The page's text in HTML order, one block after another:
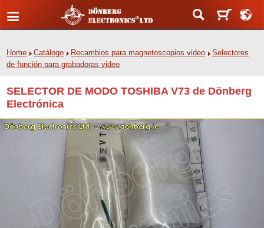
Home Catálogo Recambios para magnetoscopios video
Selectores
de función para grabadoras video
SELECTOR DE MODO TOSHIBA V73 de Dönberg
Electrónica